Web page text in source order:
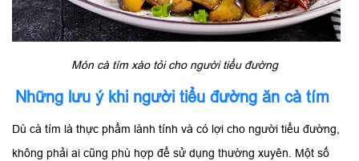
Món cà tím xào tỏi cho người tiểu đường
Những lưu ý khi người tiểu đường ăn cà tím
Dù cà tím là thực phẩm lành tính và có lợi cho người tiểu đường,
không phải ai cũng phù hợp để sử dụng thường xuyên. Một số